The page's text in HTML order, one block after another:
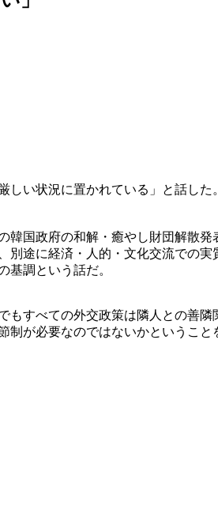
い状況に置かれている」と話し
韓国政府の和解・癒やし財団解散
途に経済・人的・文化交流での
基調という話だ。
すべての外交政策は隣人との善
が必要なのではないかということ